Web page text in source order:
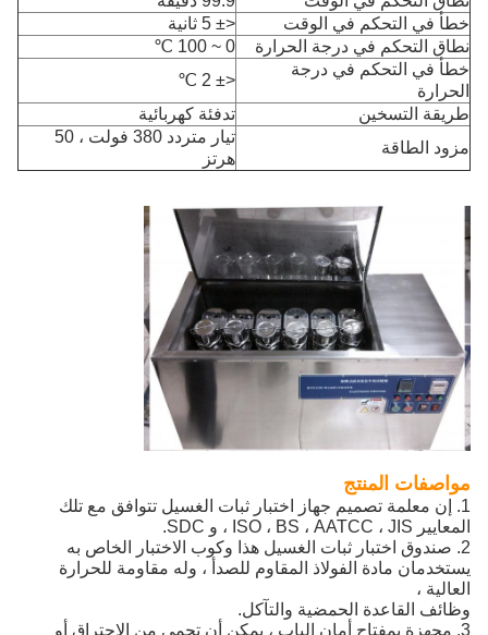
خطأ في التحكم في الوقت
<± 5 ثانية
نطاق التحكم في درجة الحرارة
0 ~ 100 ℃
خطأ في التحكم في درجة
الحرارة
<± 2 ℃
طريقة التسخين
تدفئة كهربائية
مزود الطاقة
تيار متردد 380 فولت ، 50
هرتز
مواصفات المنتج
1. إن معلمة تصميم جهاز اختبار ثبات الغسيل تتوافق مع تلك
المعايير ISO ، BS ، AATCC ، JIS ، و SDC.
2. صندوق اختبار ثبات الغسيل هذا وكوب الاختبار الخاص به
يستخدمان مادة الفولاذ المقاوم للصدأ ، وله مقاومة للحرارة
العالية ،
وظائف القاعدة الحمضية والتآكل.
3. مجهزة بمفتاح أمان الباب ، يمكن أن تحمي من الاحتراق أو